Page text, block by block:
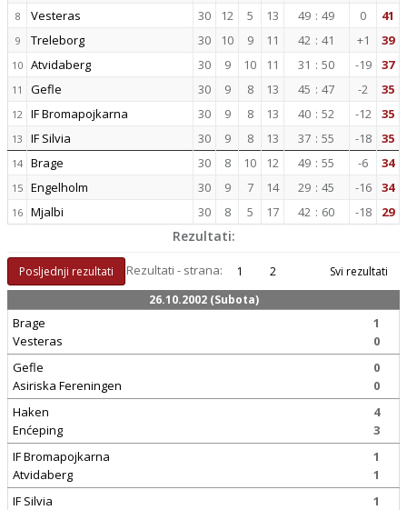
8 Vesteras 30 12 5 13 49 : 49 0 41
9 Treleborg 30 10 9 11 42 : 41 +1 39
10 Atvidaberg 30 9 10 11 31 : 50 -19 37
11 Gefle 30 9 8 13 45 : 47 -2 35
12 IF Bromapojkarna 30 9 8 13 40 : 52 -12 35
13 IF Silvia 30 9 8 13 37 : 55 -18 35
14 Brage 30 8 10 12 49 : 55 -6 34
15 Engelholm 30 9 7 14 29 : 45 -16 34
16 Mjalbi 30 8 5 17 42 : 60 -18 29
Rezultati:
Posljednji rezultati Rezultati - strana: 1 2
Svi rezultati
26.10.2002 (Subota)
Brage
Vesteras
1
0
Gefle
Asiriska Fereningen
0
0
Haken
Enćeping
4
3
IF Bromapojkarna
Atvidaberg
1
1
IF Silvia
1